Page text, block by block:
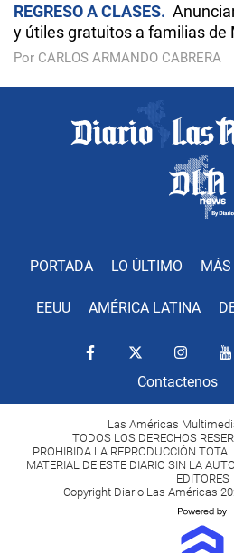
REGRESO A CLASES
y útiles gratuitos a familias de
Por CARLOS ARMANDO CABRERA
PORTADA LO ÚLTIMO
EEUU AMÉRICA LATINA
Contactenos
Las Américas
TODOS LOS DERECHOS
PROHIBIDA LA REPRODUCCIÓN
MATERIAL DE ESTE DIARIO SIN LA
EDITORES
Copyright Diario Las Américas